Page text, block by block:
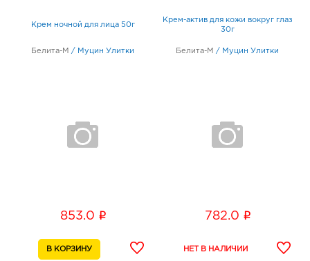
Крем ночной для лица 50г
Белита-М / Муцин Улитки
853.0 i
Крем-актив для кожи вокруг глаз
30г
Белита-М / Муцин Улитки
782.0 i